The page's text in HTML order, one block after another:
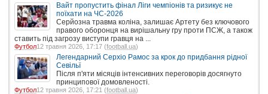
Вайт пропустить фінал Ліги чемпіонів та ризикує не
поїхати на ЧС-2026
Серйозна травма коліна, залишає Артету без ключового
правого оборонця на вирішальну гру проти ПСЖ, а також
ставить під загрозу виступи гравця на ...
Футбол12 травня 2026, 17:17 (football.ua)
Легендарний Серхіо Рамос за крок до придбання рідної
Севільї
Після п'яти місяців інтенсивних переговорів досягнуто
принципової домовленості.
Футбол12 травня 2026, 17:21 (football.ua)